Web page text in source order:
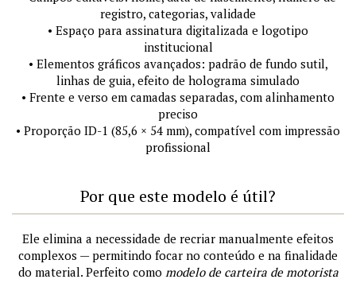
registro, categorias, validade
• Espaço para assinatura digitalizada e logotipo
institucional
• Elementos gráficos avançados: padrão de fundo sutil,
linhas de guia, efeito de holograma simulado
• Frente e verso em camadas separadas, com alinhamento
preciso
• Proporção ID-1 (85,6 × 54 mm), compatível com impressão
profissional
Por que este modelo é útil?
Ele elimina a necessidade de recriar manualmente efeitos
complexos — permitindo focar no conteúdo e na finalidade
do material. Perfeito como modelo de carteira de motorista